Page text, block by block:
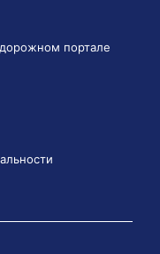
портале